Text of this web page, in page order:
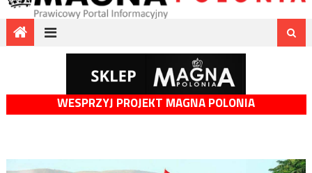
WESPRZYJ PROJEKT MAGNA POLONIA